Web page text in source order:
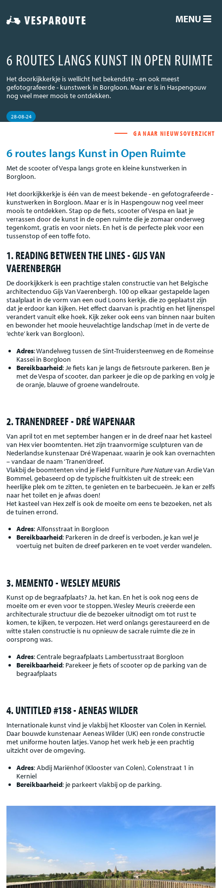
MENU
6 ROUTES LANGS KUNST IN OPEN RUIMTE
Het doorkijkkerkje is wellicht het bekendste - en ook meest
gefotografeerde - kunstwerk in Borgloon. Maar er is in Haspengouw
nog veel meer moois te ontdekken.
28-08-24
GA NAAR NIEUWSOVERZICHT
6 routes langs Kunst in Open Ruimte
Met de scooter of Vespa langs grote en kleine kunstwerken in
Borgloon.
Het doorkijkkerkje is één van de meest bekende - en gefotografeerde -
kunstwerken in Borgloon. Maar er is in Haspengouw nog veel meer
moois te ontdekken. Stap op de fiets, scooter of Vespa en laat je
verrassen door de kunst in de open ruimte die je zomaar onderweg
tegenkomt, gratis en voor niets. En het is de perfecte plek voor een
tussenstop of een toffe foto.
1. READING BETWEEN THE LINES - GIJS VAN
VAERENBERGH
De doorkijkkerk is een prachtige stalen constructie van het Belgische
architectenduo Gijs Van Vaerenbergh. 100 op elkaar gestapelde lagen
staalplaat in de vorm van een oud Loons kerkje, die zo geplaatst zijn
dat je erdoor kan kijken. Het effect daarvan is prachtig en het lijnenspel
verandert vanuit elke hoek. Kijk zeker ook eens van binnen naar buiten
en bewonder het mooie heuvelachtige landschap (met in de verte de
‘echte’ kerk van Borgloon).
Adres: Wandelweg tussen de Sint-Truidersteenweg en de Romeinse
Kassei in Borgloon
Bereikbaarheid: Je fiets kan je langs de fietsroute parkeren. Ben je
met de Vespa of scooter, dan parkeer je die op de parking en volg je
de oranje, blauwe of groene wandelroute.
2. TRANENDREEF - DRÉ WAPENAAR
Van april tot en met september hangen er in de dreef naar het kasteel
van Hex vier boomtenten. Het zijn traanvormige sculpturen van de
Nederlandse kunstenaar Dré Wapenaar, waarin je ook kan overnachten
– vandaar de naam ‘Tranen’dreef.
Vlakbij de boomtenten vind je Field FurniturePure Naturevan Ardie Van
Bommel, gebaseerd op de typische fruitkisten uit de streek: een
heerlijke plek om te zitten, te genieten en te barbecueën. Je kan er zelfs
naar het toilet en je afwas doen!
Het kasteel van Hex zelf is ook de moeite om eens te bezoeken, net als
de tuinen errond.
Adres: Alfonsstraat in Borgloon
Bereikbaarheid: Parkeren in de dreef is verboden, je kan wel je
voertuig net buiten de dreef parkeren en te voet verder wandelen.
3. MEMENTO - WESLEY MEURIS
Kunst op de begraafplaats? Ja, het kan. En het is ook nog eens de
moeite om er even voor te stoppen. Wesley Meuris creëerde een
architecturale structuur die de bezoeker uitnodigt om tot rust te
komen, te kijken, te verpozen. Het werd onlangs gerestaureerd en de
witte stalen constructie is nu opnieuw de sacrale ruimte die ze in
oorsprong was.
Adres: Centrale begraafplaats Lambertusstraat Borgloon
Bereikbaarheid: Parekeer je fiets of scooter op de parking van de
begraafplaats
4. UNTITLED #158 - AENEAS WILDER
Internationale kunst vind je vlakbij het Klooster van Colen in Kerniel.
Daar bouwde kunstenaar Aeneas Wilder (UK) een ronde constructie
met uniforme houten latjes. Vanop het werk heb je een prachtig
uitzicht over de omgeving.
Adres: Abdij Mariënhof (Klooster van Colen), Colenstraat 1 in
Kerniel
Bereikbaarheid: je parkeert vlakbij op de parking.